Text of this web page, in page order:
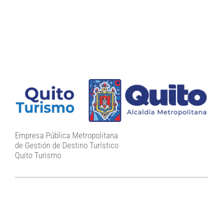
Empresa Pública Metropolitana
de Gestión de Destino Turístico
Quito Turismo